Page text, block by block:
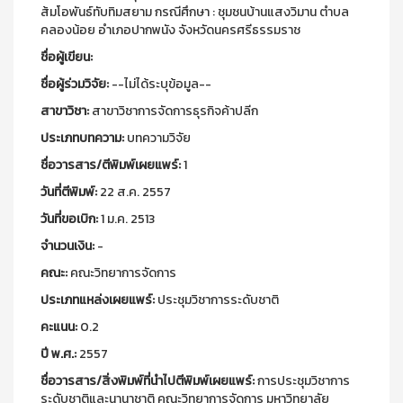
ส้มโอพันธ์ทับทิมสยาม กรณีศึกษา : ชุมชนบ้านแสงวิมาน ตำบล
คลองน้อย อำเภอปากพนัง จังหวัดนครศรีธรรมราช
ชื่อผู้เขียน:
ชื่อผู้ร่วมวิจัย:--ไม่ได้ระบุข้อมูล--
สาขาวิชา:สาขาวิชาการจัดการธุรกิจค้าปลีก
ประเภทบทความ:บทความวิจัย
ชื่อวารสาร/ตีพิมพ์เผยแพร์:1
วันที่ตีพิมพ์:22 ส.ค. 2557
วันที่ขอเบิก:1 ม.ค. 2513
จำนวนเงิน:-
คณะ:คณะวิทยาการจัดการ
ประเภทแหล่งเผยแพร์:ประชุมวิชาการระดับชาติ
คะแนน:0.2
ปี พ.ศ.:2557
ชื่อวารสาร/สิ่งพิมพ์ที่นำไปตีพิมพ์เผยแพร์:การประชุมวิชาการ
ระดับชาติและนานาชาติ คณะวิทยาการจัดการ มหาวิทยาลัย